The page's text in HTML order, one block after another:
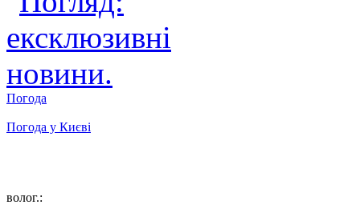
Погода
Погода у Києві
волог.: